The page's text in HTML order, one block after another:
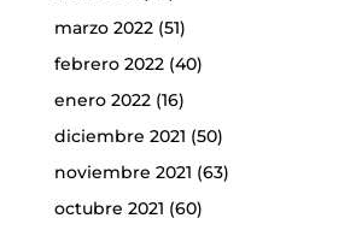
marzo 2022(51)
febrero 2022(40)
enero 2022(16)
diciembre 2021 (50)
noviembre 2021 (63)
octubre 2021 (60)